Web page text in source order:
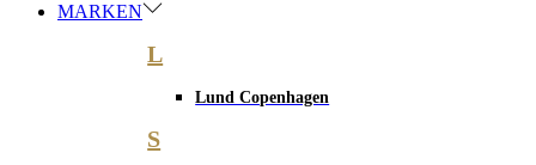
MARKEN
L
Lund Copenhagen
S